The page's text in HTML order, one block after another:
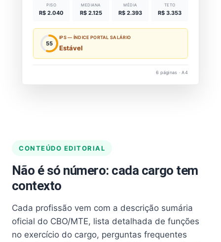
PISO
R$ 2.040
MEDIANA
R$ 2.125
MÉDIA
R$ 2.393
TETO
R$ 3.353
55
IPS — ÍNDICE PORTAL SALÁRIO
Estável
6 páginas · A4
CONTEÚDO EDITORIAL
Não é só número: cada cargo tem
contexto
Cada profissão vem com a descrição sumária
oficial do CBO/MTE, lista detalhada de funções
no exercício do cargo, perguntas frequentes